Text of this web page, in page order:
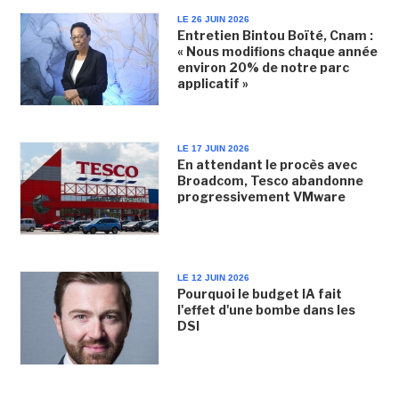
LE 26 JUIN 2026
Entretien Bintou Boïté, Cnam :
« Nous modifions chaque année
environ 20% de notre parc
applicatif »
LE 17 JUIN 2026
En attendant le procès avec
Broadcom, Tesco abandonne
progressivement VMware
LE 12 JUIN 2026
Pourquoi le budget IA fait
l'effet d'une bombe dans les
DSI